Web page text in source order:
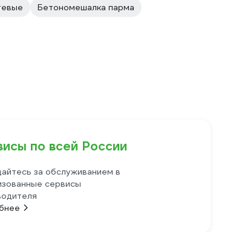
Бетономешалка парма
по всей России
за обслуживанием в
сервисы